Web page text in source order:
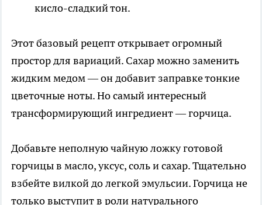
кисло-сладкий тон.
Этот базовый рецепт открывает огромный
простор для вариаций. Сахар можно заменить
жидким медом — он добавит заправке тонкие
цветочные ноты. Но самый интересный
трансформирующий ингредиент — горчица.
Добавьте неполную чайную ложку готовой
горчицы в масло, уксус, соль и сахар. Тщательно
взбейте вилкой до легкой эмульсии. Горчица не
только выступит в роли натурального